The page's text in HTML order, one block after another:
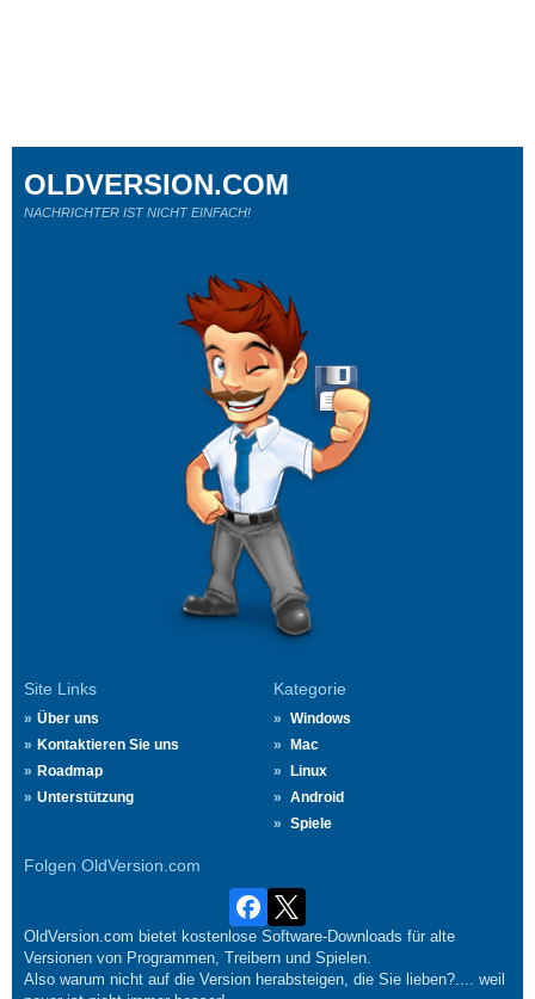
Site Links
Über uns
Kontaktieren Sie uns
Roadmap
Unterstützung
Kategorie
Windows
Mac
Linux
Android
Spiele
Folgen OldVersion.com
OLDVERSION.COM
NACHRICHTER IST NICHT EINFACH!
OldVersion.com bietet kostenlose Software-Downloads für alte
Versionen von Programmen, Treibern und Spielen.
Also warum nicht auf die Version herabsteigen, die Sie lieben?.... weil